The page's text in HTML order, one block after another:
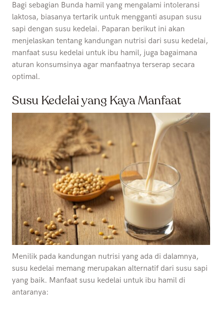
Bagi sebagian Bunda hamil yang mengalami intoleransi
laktosa, biasanya tertarik untuk mengganti asupan susu
sapi dengan susu kedelai. Paparan berikut ini akan
menjelaskan tentang kandungan nutrisi dari susu kedelai,
manfaat susu kedelai untuk ibu hamil, juga bagaimana
aturan konsumsinya agar manfaatnya terserap secara
optimal.
Susu Kedelai yang Kaya Manfaat
Menilik pada kandungan nutrisi yang ada di dalamnya,
susu kedelai memang merupakan alternatif dari susu sapi
yang baik. Manfaat susu kedelai untuk ibu hamil di
antaranya: